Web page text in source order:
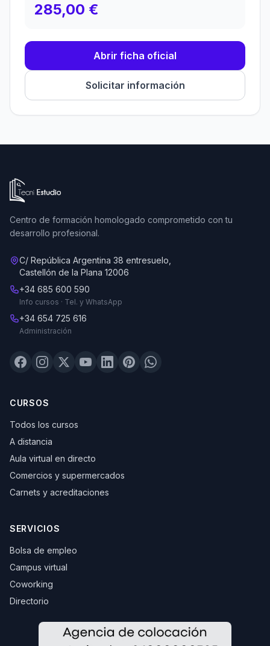
285,00 €
Abrir ficha oficial
Solicitar información
Ir a la página de inicio de Tecni Estudio
Centro de formación homologado comprometido con tu
desarrollo profesional.
C/ República Argentina 38 entresuelo,
Castellón de la Plana 12006
+34 685 600 590
Info cursos · Tel. y WhatsApp
+34 654 725 616
Administración
CURSOS
Todos los cursos
A distancia
Aula virtual en directo
Comercios y supermercados
Carnets y acreditaciones
SERVICIOS
Bolsa de empleo
Campus virtual
Coworking
Directorio